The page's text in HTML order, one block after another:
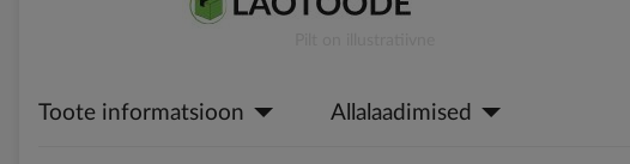
beginning
Toote informatsioon Allalaadimised